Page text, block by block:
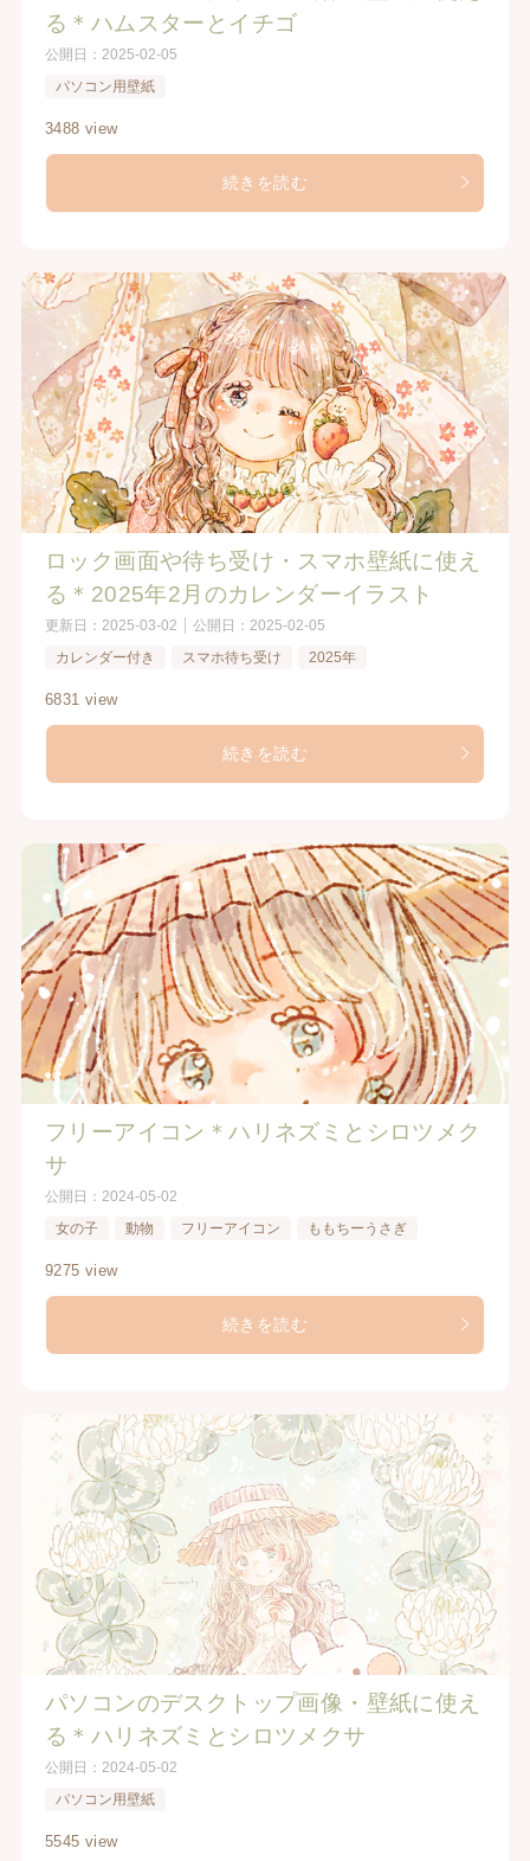
る＊ハムスターとイチゴ
公開日： 2025-02-05
パソコン用壁紙
3488 view
続きを読む
ロック画面や待ち受け・スマホ壁紙に使え
る＊2025年2月のカレンダーイラスト
更新日： 2025-03-02 公開日： 2025-02-05
カレンダー付き
スマホ待ち受け 2025年
6831 view
続きを読む
フリーアイコン＊ハリネズミとシロツメク
サ
公開日： 2024-05-02
女の子
動物 フリーアイコン ももちーうさぎ
9275 view
続きを読む
パソコンのデスクトップ画像・壁紙に使え
る＊ハリネズミとシロツメクサ
公開日： 2024-05-02
パソコン用壁紙
5545 view